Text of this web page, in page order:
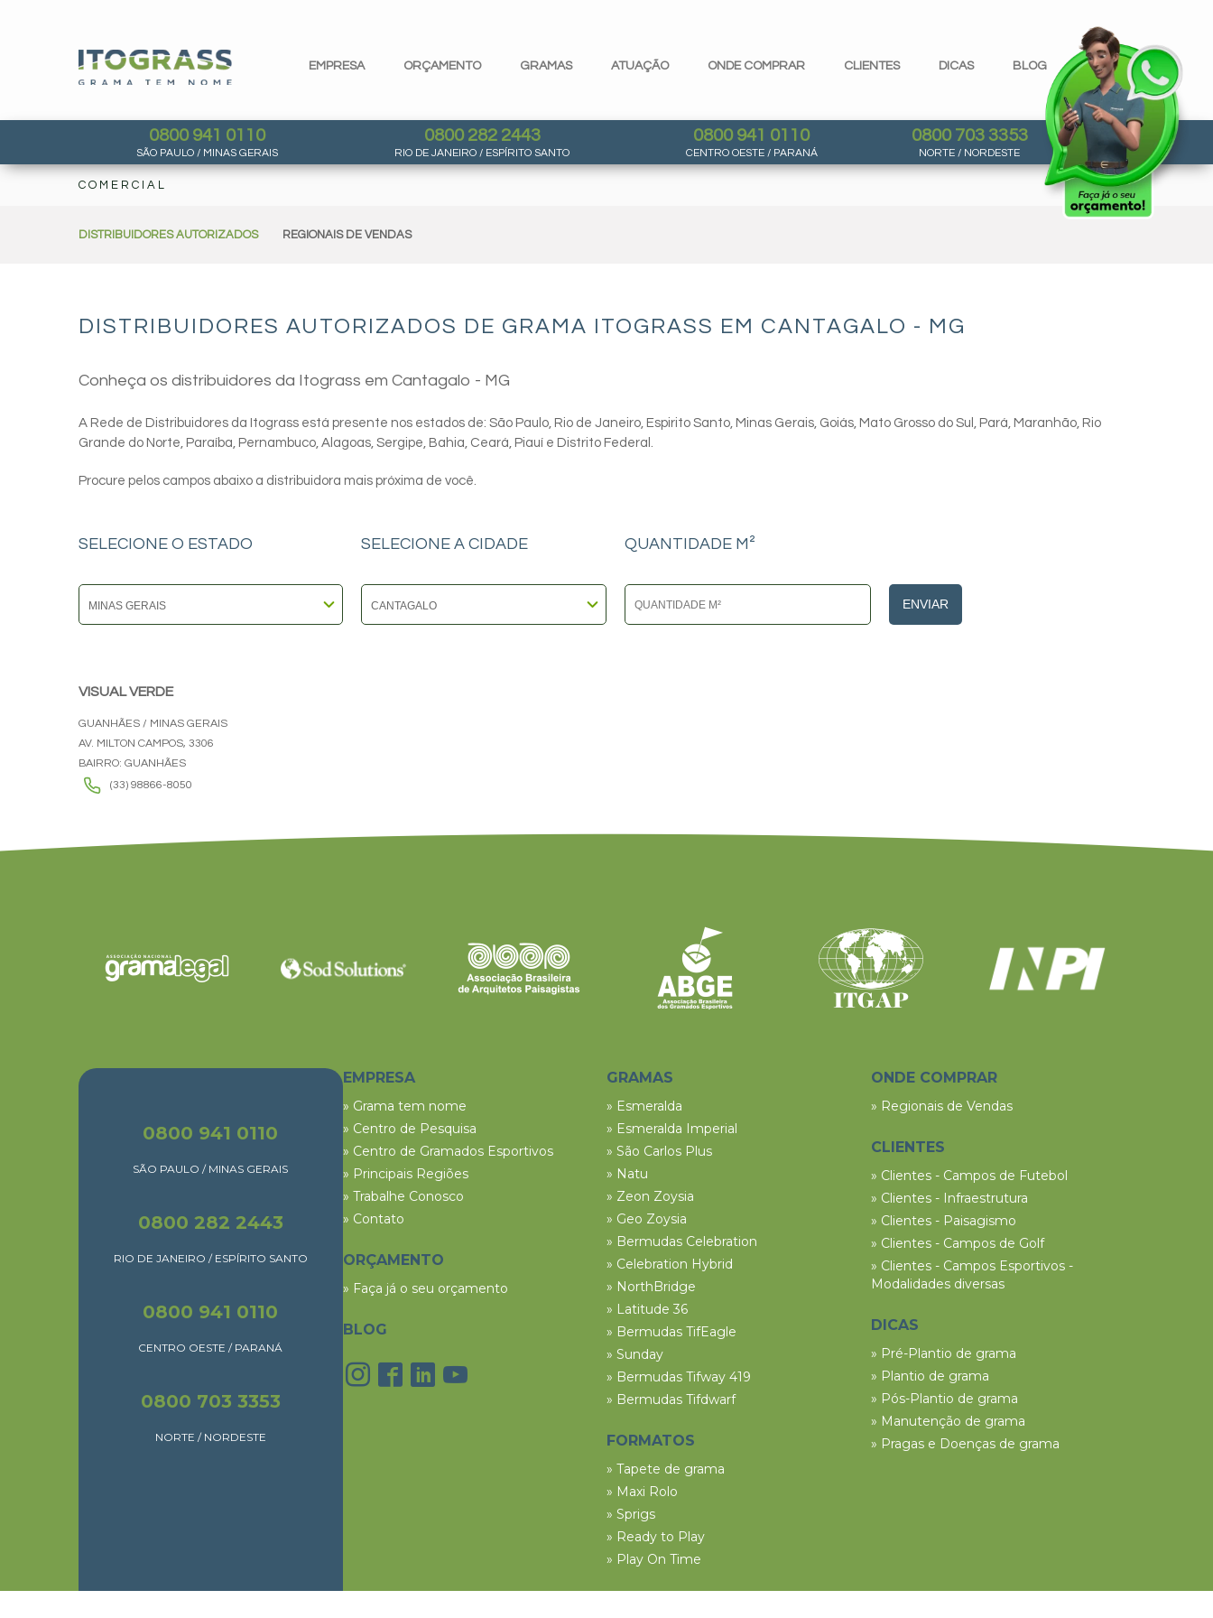
EMPRESA ORÇAMENTO GRAMAS ATUAÇÃO ONDE COMPRAR CLIENTES DICAS BLOG
0800 941 0110
SÃO PAULO / MINAS GERAIS
0800 282 2443
RIO DE JANEIRO / ESPÍRITO SANTO
0800 941 0110
CENTRO OESTE / PARANÁ
0800 703 3353
NORTE / NORDESTE
COMERCIAL
DISTRIBUIDORES AUTORIZADOS REGIONAIS DE VENDAS
DISTRIBUIDORES AUTORIZADOS DE GRAMA ITOGRASS EM CANTAGALO - MG
Conheça os distribuidores da Itograss em Cantagalo - MG
A Rede de Distribuidores da Itograss está presente nos estados de: São Paulo, Rio de Janeiro, Espirito Santo, Minas Gerais, Goiás, Mato Grosso do Sul, Pará, Maranhão, Rio
Grande do Norte, Paraíba, Pernambuco, Alagoas, Sergipe, Bahia, Ceará, Piauí e Distrito Federal.
Procure pelos campos abaixo a distribuidora mais próxima de você.
SELECIONE O ESTADO SELECIONE A CIDADE QUANTIDADE M²
ENVIAR
VISUAL VERDE
GUANHÃES / MINAS GERAIS
AV. MILTON CAMPOS, 3306
BAIRRO: GUANHÃES
(33) 98866-8050
0800 941 0110
SÃO PAULO / MINAS GERAIS
0800 282 2443
RIO DE JANEIRO / ESPÍRITO SANTO
0800 941 0110
CENTRO OESTE / PARANÁ
0800 703 3353
NORTE / NORDESTE
EMPRESA
» Grama tem nome
» Centro de Pesquisa
» Centro de Gramados Esportivos
» Principais Regiões
» Trabalhe Conosco
» Contato
ORÇAMENTO
» Faça já o seu orçamento
BLOG
GRAMAS
» Esmeralda
» Esmeralda Imperial
» São Carlos Plus
» Natu
» Zeon Zoysia
» Geo Zoysia
» Bermudas Celebration
» Celebration Hybrid
» NorthBridge
» Latitude 36
» Bermudas TifEagle
» Sunday
» Bermudas Tifway 419
» Bermudas Tifdwarf
FORMATOS
» Tapete de grama
» Maxi Rolo
» Sprigs
» Ready to Play
» Play On Time
ONDE COMPRAR
» Regionais de Vendas
CLIENTES
» Clientes - Campos de Futebol
» Clientes - Infraestrutura
» Clientes - Paisagismo
» Clientes - Campos de Golf
» Clientes - Campos Esportivos -
Modalidades diversas
DICAS
» Pré-Plantio de grama
» Plantio de grama
» Pós-Plantio de grama
» Manutenção de grama
» Pragas e Doenças de grama